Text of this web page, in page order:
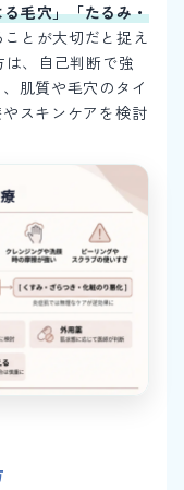
毛穴」「たるみ・
とが大切だと捉え
、自己判断で強
肌質や毛穴のタイ
スキンケアを検討